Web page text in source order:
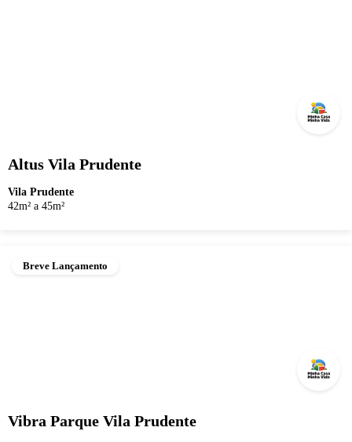
Altus Vila Prudente
Vila Prudente
42m² a 45m²
Breve Lançamento
Vibra Parque Vila Prudente